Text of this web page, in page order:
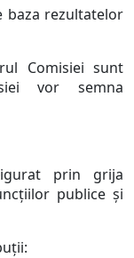
baza rezultatelor
Comisiei sunt
vor semna
prin grija
publice şi